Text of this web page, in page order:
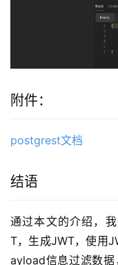
附件：
postgrest文档
结语
通过本文的介绍，
T，生成JWT，使用
ayload信息过滤数